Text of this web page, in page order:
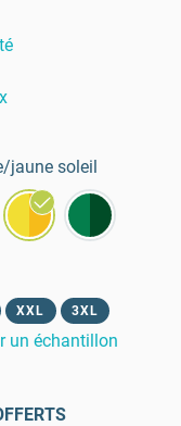
jaune soleil
XXL 3XL
un échantillon